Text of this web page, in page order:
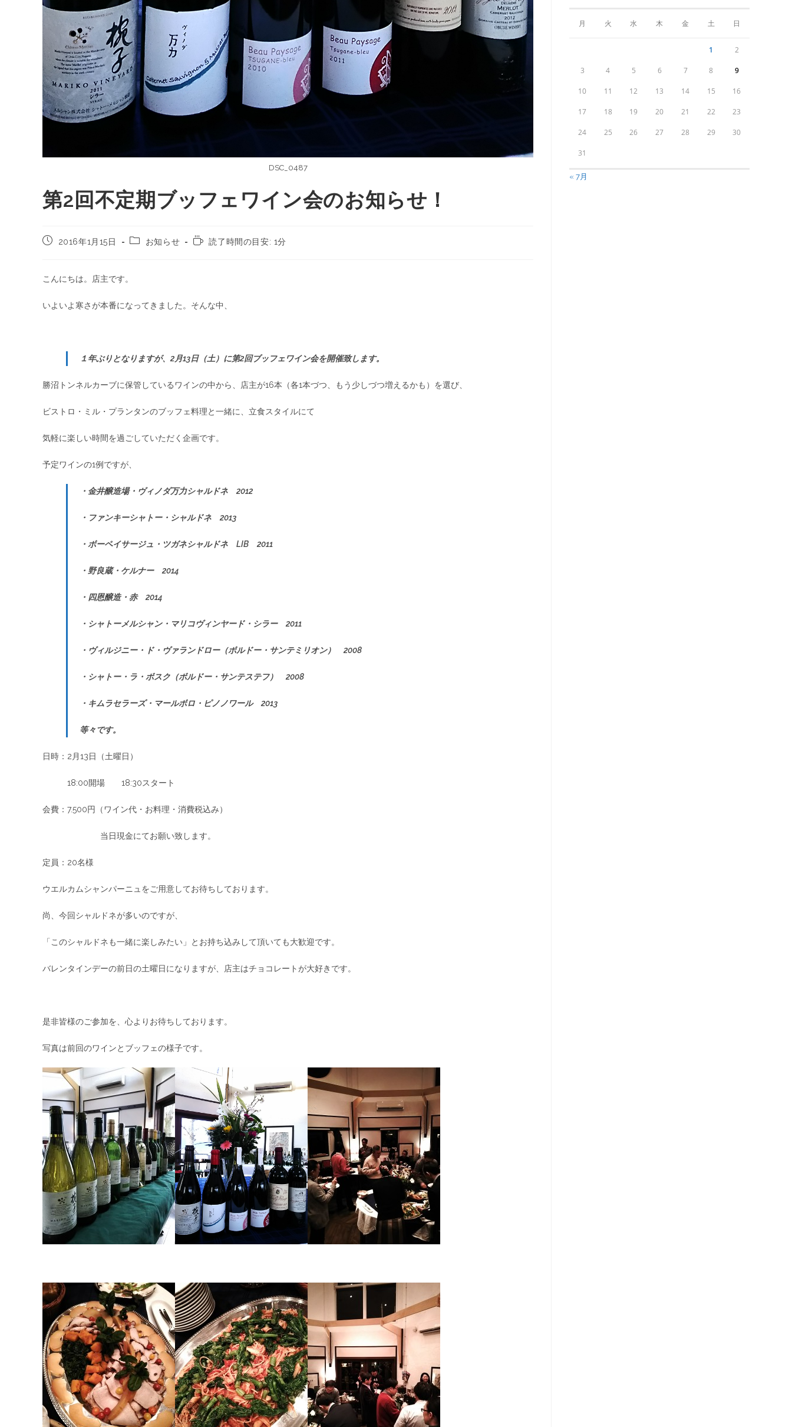
DSC_0487
第2回不定期ブッフェワイン会のお知らせ！
2016年1月15日 お知らせ 読了時間の目安: 1分
こんにちは。店主です。
いよいよ寒さが本番になってきました。そんな中、
１年ぶりとなりますが、2月13日（土）に第2回ブッフェワイン会を開催致します。
勝沼トンネルカーブに保管しているワインの中から、店主が16本（各1本づつ、もう少しづつ増えるかも）を選び、
ビストロ・ミル・プランタンのブッフェ料理と一緒に、立食スタイルにて
気軽に楽しい時間を過ごしていただく企画です。
予定ワインの1例ですが、
・金井醸造場・ヴィノダ万力シャルドネ 2012
・ファンキーシャトー・シャルドネ 2013
・ボーペイサージュ・ツガネシャルドネ LIB 2011
・野良蔵・ケルナー 2014
・四恩醸造・赤 2014
・シャトーメルシャン・マリコヴィンヤード・シラー 2011
・ヴィルジニー・ド・ヴァランドロー（ボルドー・サンテミリオン） 2008
・シャトー・ラ・ボスク（ボルドー・サンテステフ） 2008
・キムラセラーズ・マールボロ・ピノノワール 2013
等々です。
日時：2月13日（土曜日）
18:00開場 18:30スタート
会費：7.500円（ワイン代・お料理・消費税込み）
当日現金にてお願い致します。
定員：20名様
ウエルカムシャンパーニュをご用意してお待ちしております。
尚、今回シャルドネが多いのですが、
「このシャルドネも一緒に楽しみたい」とお持ち込みして頂いても大歓迎です。
バレンタインデーの前日の土曜日になりますが、店主はチョコレートが大好きです。
是非皆様のご参加を、心よりお待ちしております。
写真は前回のワインとブッフェの様子です。
月 火 水 木 金 土 日
1 2
3 4 5 6 7 8 9
10 11 12 13 14 15 16
17 18 19 20 21 22 23
24 25 26 27 28 29 30
31
« 7月